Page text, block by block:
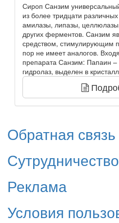
Сироп Санзим
из более тридцати
амилазы, липазы,
других ферментов. Санзим
средством, стимулирующим
пор не имеет аналогов.
препарата Санзим: Папаин
гидролаз, выделен в
Обратная связь
Сутрудничество
Реклама
Условия